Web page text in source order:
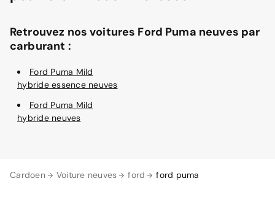
Cardoen Voiture neuves ford ford puma
Retrouvez nos voitures Ford Puma neuves par
carburant :
Ford Puma Mild
hybride essence neuves
Ford Puma Mild
hybride neuves